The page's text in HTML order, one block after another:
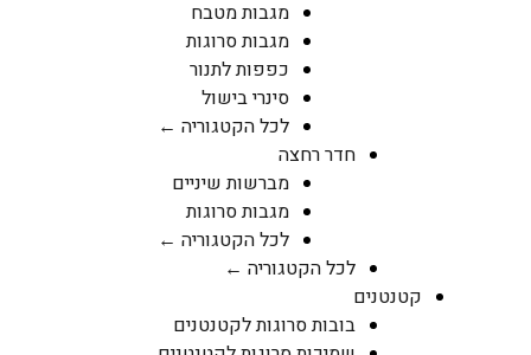
מגבות מטבח
מגבות סרוגות
כפפות לתנור
סינרי בישול
לכל הקטגוריה ←
חדר רחצה
מברשות שיניים
מגבות סרוגות
לכל הקטגוריה ←
לכל הקטגוריה ←
קטנטנים
בובות סרוגות לקטנטנים